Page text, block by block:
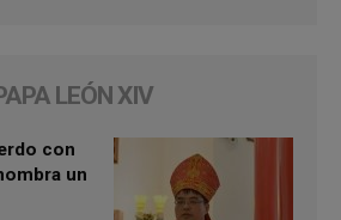
LEÓN XIV
con
un